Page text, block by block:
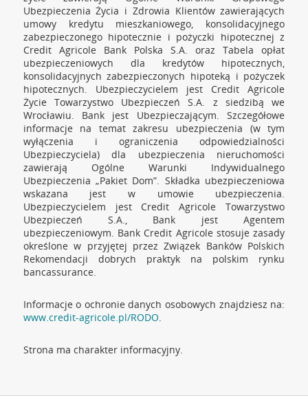
Ubezpieczenia Życia i Zdrowia Klientów zawierających
umowy kredytu mieszkaniowego, konsolidacyjnego
zabezpieczonego hipotecznie i pożyczki hipotecznej z
Credit Agricole Bank Polska S.A. oraz Tabela opłat
ubezpieczeniowych dla kredytów hipotecznych,
konsolidacyjnych zabezpieczonych hipoteką i pożyczek
hipotecznych. Ubezpieczycielem jest Credit Agricole
Życie Towarzystwo Ubezpieczeń S.A. z siedzibą we
Wrocławiu. Bank jest Ubezpieczającym. Szczegółowe
informacje na temat zakresu ubezpieczenia (w tym
wyłączenia i ograniczenia odpowiedzialności
Ubezpieczyciela) dla ubezpieczenia nieruchomości
zawierają Ogólne Warunki Indywidualnego
Ubezpieczenia „Pakiet Dom”. Składka ubezpieczeniowa
wskazana jest w umowie ubezpieczenia.
Ubezpieczycielem jest Credit Agricole Towarzystwo
Ubezpieczeń S.A., Bank jest Agentem
ubezpieczeniowym. Bank Credit Agricole stosuje zasady
określone w przyjętej przez Związek Banków Polskich
Rekomendacji dobrych praktyk na polskim rynku
bancassurance.
Informacje o ochronie danych osobowych znajdziesz na:
www.credit-agricole.pl/RODO
Strona ma charakter informacyjny.